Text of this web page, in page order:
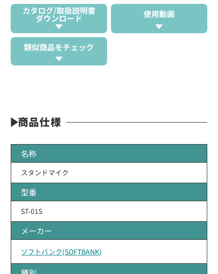
カタログ/取扱説明書
ダウンロード 使用動画
類似商品をチェック
商品仕様
名称
スタンドマイク
型番
ST-01S
メーカー
ソフトバンク(SOFTBANK)